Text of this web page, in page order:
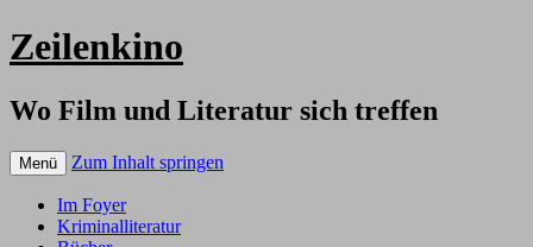
Zeilenkino
Wo Film und Literatur sich treffen
Menü Zum Inhalt springen
Im Foyer
Kriminalliteratur